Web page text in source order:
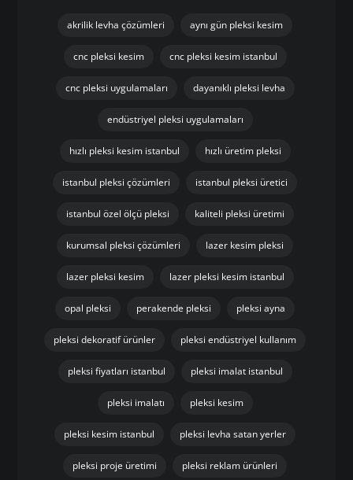
akrilik levha çözümleri aynı gün pleksi kesim
cnc pleksi kesim cnc pleksi kesim istanbul
cnc pleksi uygulamaları dayanıklı pleksi levha
endüstriyel pleksi uygulamaları
hızlı pleksi kesim istanbul hızlı üretim pleksi
istanbul pleksi çözümleri istanbul pleksi üretici
istanbul özel ölçü pleksi kaliteli pleksi üretimi
kurumsal pleksi çözümleri lazer kesim pleksi
lazer pleksi kesim lazer pleksi kesim istanbul
opal pleksi perakende pleksi pleksi ayna
pleksi dekoratif ürünler pleksi endüstriyel kullanım
pleksi fiyatları istanbul pleksi imalat istanbul
pleksi imalatı pleksi kesim
pleksi kesim istanbul pleksi levha satan yerler
pleksi proje üretimi pleksi reklam ürünleri